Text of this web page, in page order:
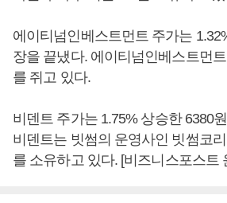
에이티넘인베스트먼트 주가는
장을 끝냈다. 에이티넘인베스트먼
를 쥐고 있다.
비덴트 주가는 1.75% 상승한 6380
비덴트는 빗썸의 운영사인 빗썸코
를 소유하고 있다. [비즈니스포스트